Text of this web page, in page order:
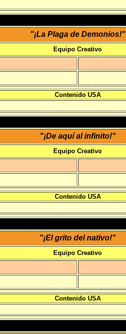
"¡La Plaga de Demonios!"
Equipo Creativo
Contenido USA
"¡De aquí al infinito!"
Equipo Creativo
Contenido USA
"¡El grito del nativo!"
Equipo Creativo
Contenido USA